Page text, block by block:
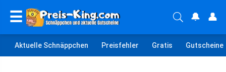
☰ 🔔 👤
Aktuelle Schnäppchen Preisfehler Gratis Gutscheine